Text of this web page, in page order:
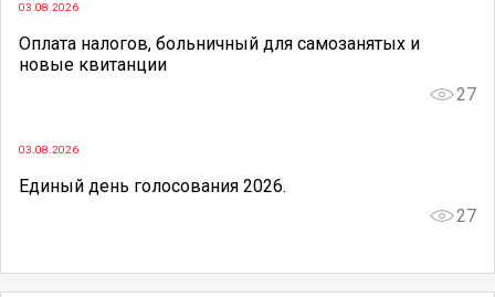
03.08.2026
Оплата налогов, больничный для самозанятых и
новые квитанции
27
03.08.2026
Единый день голосования 2026.
27